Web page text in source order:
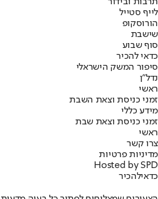
תרבות ובידור
לייף סטייל
הורוסקופ
שישבת
סוף שבוע
כדאי להכיר
סיפור המשק הישראלי
נדל"ן
ראשי
זמני כניסת וצאת השבת
מידע כללי
זמני כניסת וצאת שבת
ראשי
צרו קשר
מדיניות פרטיות
Hosted by SPD
כדאילהכיר